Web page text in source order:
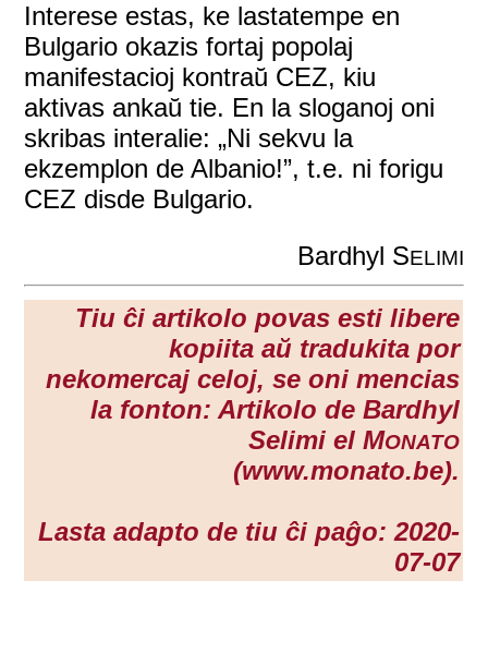
Interese estas, ke lastatempe en
Bulgario okazis fortaj popolaj
manifestacioj kontraŭ CEZ, kiu
aktivas ankaŭ tie. En la sloganoj oni
skribas interalie: „Ni sekvu la
ekzemplon de Albanio!”, t.e. ni forigu
CEZ disde Bulgario.
Bardhyl SELIMI
Tiu ĉi artikolo povas esti libere
kopiita aŭ tradukita por
nekomercaj celoj, se oni mencias
la fonton: Artikolo de Bardhyl
Selimi el MONATO
(www.monato.be).
Lasta adapto de tiu ĉi paĝo: 2020-
07-07